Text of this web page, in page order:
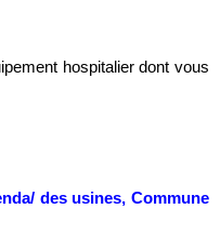
hospitalier dont vous
des usines, Commune